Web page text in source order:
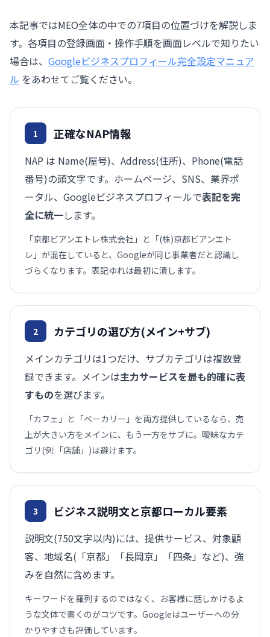
本記事ではMEO全体の中での7項目の位置づけを解説しま
す。各項目の登録画面・操作手順を画面レベルで知りたい
場合は、 Googleビジネスプロフィール完全設定マニュア
ル をあわせてご覧ください。
1 正確なNAP情報
NAP は Name(屋号)、Address(住所)、Phone(電話
番号)の頭文字です。ホームページ、SNS、業界ポ
ータル、Googleビジネスプロフィールで表記を完
全に統一します。
「京都ビアンエトレ株式会社」と「(株)京都ビアンエト
レ」が混在していると、Googleが同じ事業者だと認識し
づらくなります。表記ゆれは最初に潰します。
2 カテゴリの選び方(メイン+サブ)
メインカテゴリは1つだけ、サブカテゴリは複数登
録できます。メインは主力サービスを最も的確に表
すものを選びます。
「カフェ」と「ベーカリー」を両方提供しているなら、売
上が大きい方をメインに、もう一方をサブに。曖昧なカテ
ゴリ(例:「店舗」)は避けます。
3 ビジネス説明文と京都ローカル要素
説明文(750文字以内)には、提供サービス、対象顧
客、地域名(「京都」「長岡京」「四条」など)、強
みを自然に含めます。
キーワードを羅列するのではなく、お客様に話しかけるよ
うな文体で書くのがコツです。Googleはユーザーへの分
かりやすさも評価しています。